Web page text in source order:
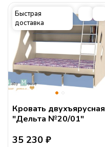
Быстрая
доставка
Кровать двухъярусная
"Дельта №20/01"
35 230 ₽